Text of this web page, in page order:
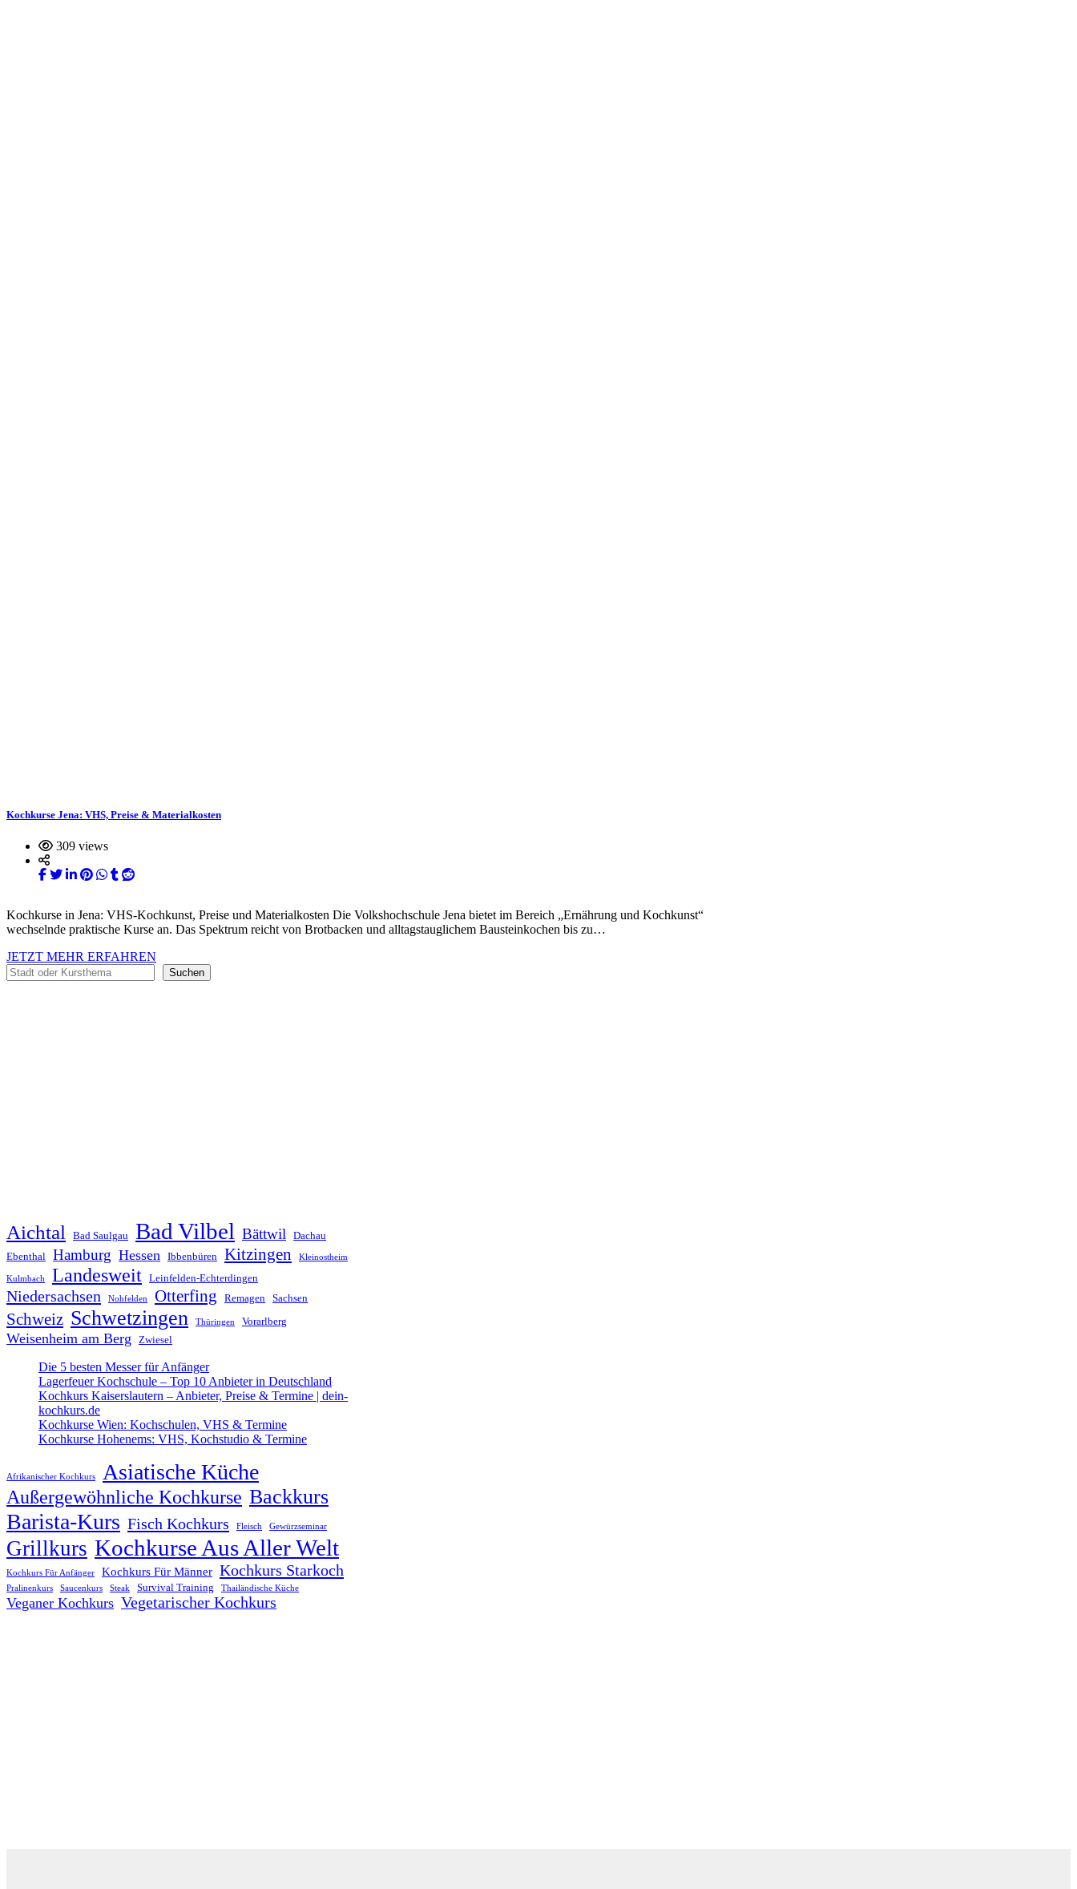
Kochkurse Jena: VHS, Preise & Materialkosten
309 views
Kochkurse in Jena: VHS-Kochkunst, Preise und Materialkosten Die Volkshochschule Jena bietet im Bereich „Ernährung und Kochkunst“
wechselnde praktische Kurse an. Das Spektrum reicht von Brotbacken und alltagstauglichem Bausteinkochen bis zu…
JETZT MEHR ERFAHREN
Suchen
Suchen
Aichtal Bad Saulgau Bad Vilbel Bättwil
Dachau
Ebenthal
Hamburg Hessen Ibbenbüren Kitzingen Kleinostheim
Kulmbach Landesweit Leinfelden-Echterdingen
Niedersachsen Nohfelden Otterfing Remagen Sachsen
Schweiz Schwetzingen Thüringen Vorarlberg
Weisenheim am Berg Zwiesel
Die 5 besten Messer für Anfänger
Lagerfeuer Kochschule – Top 10 Anbieter in Deutschland
Kochkurs Kaiserslautern – Anbieter, Preise & Termine | dein-
kochkurs.de
Kochkurse Wien: Kochschulen, VHS & Termine
Kochkurse Hohenems: VHS, Kochstudio & Termine
Afrikanischer Kochkurs Asiatische Küche
Außergewöhnliche Kochkurse Backkurs
Barista-Kurs Fisch Kochkurs Fleisch Gewürzseminar
Grillkurs Kochkurse Aus Aller Welt
Kochkurs Für Anfänger Kochkurs Für Männer Kochkurs Starkoch
Pralinenkurs Saucenkurs Steak Survival Training Thailändische Küche
Veganer Kochkurs Vegetarischer Kochkurs